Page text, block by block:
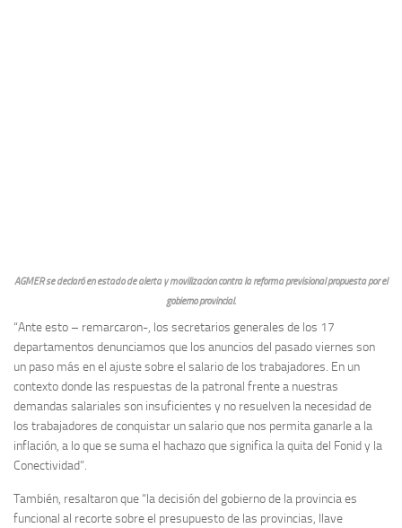
AGMER se declaró en estado de alerta y movilizacion contra la reforma previsional propuesta por el
gobierno provincial.
“Ante esto – remarcaron-, los secretarios generales de los 17
departamentos denunciamos que los anuncios del pasado viernes son
un paso más en el ajuste sobre el salario de los trabajadores. En un
contexto donde las respuestas de la patronal frente a nuestras
demandas salariales son insuficientes y no resuelven la necesidad de
los trabajadores de conquistar un salario que nos permita ganarle a la
inflación, a lo que se suma el hachazo que significa la quita del Fonid y la
Conectividad”.
También, resaltaron que “la decisión del gobierno de la provincia es
funcional al recorte sobre el presupuesto de las provincias, llave